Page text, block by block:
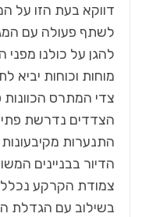
דווקא בעת הזו על
לשתף פעולה עם
להגן על כולנו
מוחות וכוחות יביא
צדי המתרס
הצדדים נדרשת
התנערות מקיבעונות
הדיור בבניינים
צמודת הקרקע
בשילוב עם הגדלת